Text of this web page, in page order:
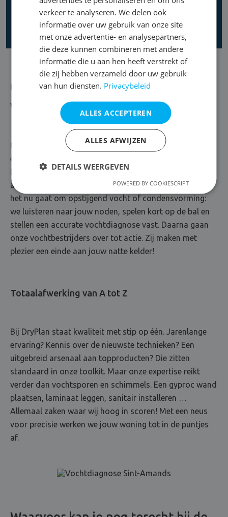
Over DryPlan
Vol overgave voor vochtbestrijding
Oplossingsgericht, communicatief en veel goesting om
elk vochtprobleem aan te pakken. Maak kennis met
DryPlan, vochtspecialist uit Mechelen. Hier gaat gericht
advies hand in hand met een waterdichte oplossing. Of
het nu gaat om opstijgend vocht of condensvorming:
we luisteren naar jouw noden, spelen kort op de bal en
stellen een accurate vochtdiagnose vast. Daarna gaan
onze vochtbestrijders over tot actie. Zij maken met
plezier een einde aan jouw natte kelder!
Totaalafwerking van A tot Z
Bij DryPlan staat kwaliteit met stip op één. Jarenlange
ervaring? Kennis over de nieuwste technieken? Een
uitgebreid arsenaal aan topproducten? Die zitten
standaard in onze toolkit. Maar onze expertise reikt
verder dan vochtsporen en schimmels. Een gyproc wand
plaatsen, laminaat leggen, sanitair installeren …
Allemaal zaken waar wij hoog in scoren! Met een neus
voor precisie werken we jouw woning tot in de puntjes
af.
verkeer te analyseren. We delen ook
informatie over uw gebruik van onze site
met onze advertentie- en analysepartners,
die deze kunnen combineren met andere
informatie die u aan hen heeft verstrekt of
die zij hebben verzameld door uw gebruik
van hun diensten. Privacybeleid
ALLES ACCEPTEREN
ALLES AFWIJZEN
DETAILS WEERGEVEN
POWERED BY COOKIESCRIPT